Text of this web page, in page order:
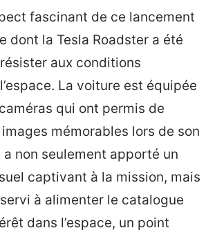
fascinant de ce lancement
dont la Tesla Roadster a été
aux conditions
La voiture est équipée
qui ont permis de
mémorables lors de son
a non seulement apporté un
captivant à la mission, mais
à alimenter le catalogue
dans l’espace, un point